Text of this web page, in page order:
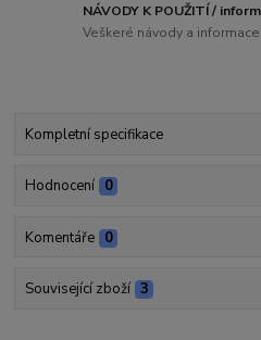
NÁVODY K POUŽITÍ /
Veškeré návody a
Kompletní specifikace
Hodnocení 0
Komentáře 0
Související zboží 3